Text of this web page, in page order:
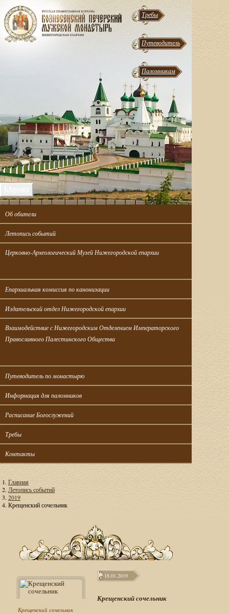
Требы
Путеводитель
Паломникам
Об обители
Летопись событий
Церковно-Археологический Музей Нижегородской епархии
Епархиальная комиссия по канонизации
Издательский отдел Нижегородской епархии
Взаимодействие с Нижегородским Отделением Императорского
Православного Палестинского Общества
Путеводитель по монастырю
Информация для паломников
Расписание Богослужений
Требы
Контакты
Главная
Летопись событий
2019
Крещенский сочельник
Крещенский сочельник
18.01.2019
Крещенский сочельник